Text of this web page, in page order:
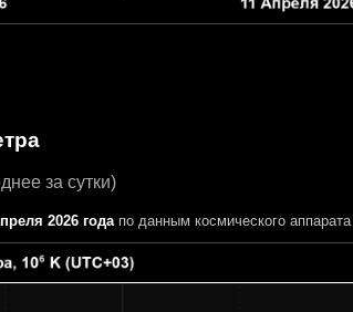
за сутки)
2026 годапо данным космического аппарата